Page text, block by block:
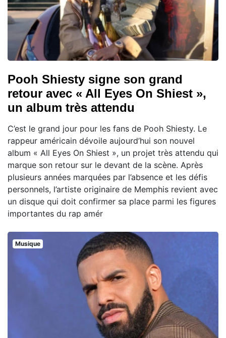
Pooh Shiesty signe son grand
retour avec « All Eyes On Shiest »,
un album très attendu
C’est le grand jour pour les fans de Pooh Shiesty. Le
rappeur américain dévoile aujourd’hui son nouvel
album « All Eyes On Shiest », un projet très attendu qui
marque son retour sur le devant de la scène. Après
plusieurs années marquées par l’absence et les défis
personnels, l’artiste originaire de Memphis revient avec
un disque qui doit confirmer sa place parmi les figures
importantes du rap amér
Musique